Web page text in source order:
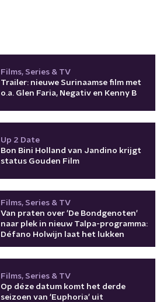
Films, Series & TV
Trailer: nieuwe Surinaamse film met
o.a. Glen Faria, Negativ en Kenny B
Up 2 Date
Bon Bini Holland van Jandino krijgt
status Gouden Film
Films, Series & TV
Van praten over 'De Bondgenoten'
naar plek in nieuw Talpa-programma:
Défano Holwijn laat het lukken
Films, Series & TV
Op déze datum komt het derde
seizoen van 'Euphoria' uit